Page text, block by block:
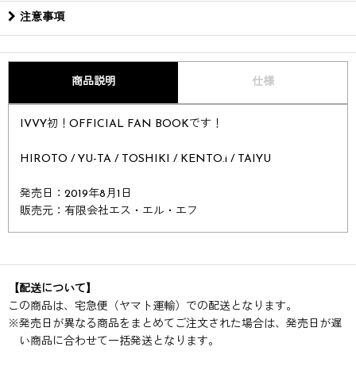
注意事項
商品説明 仕様
IVVY初！OFFICIAL FAN BOOKです！
HIROTO / YU-TA / TOSHIKI / KENTO.i / TAIYU
発売日：2019年8月1日
販売元：有限会社エス・エル・エフ
【配送について】
この商品は、宅急便（ヤマト運輸）での配送となります。
※発売日が異なる商品をまとめてご注文された場合は、発売日が遅
い商品に合わせて一括発送となります。